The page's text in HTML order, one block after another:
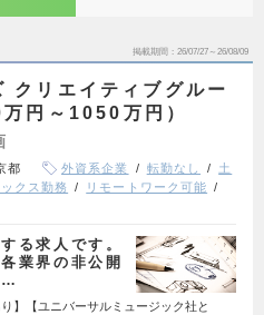
掲載期間 26/07/27～26/08/09
クリエイティブグルー
円～1050万円）
都 外資系企業 転勤なし
土
クス勤務
リモートワーク可能
る求人です。
業界の非公開
…
】【ユニバーサルミュージック社と